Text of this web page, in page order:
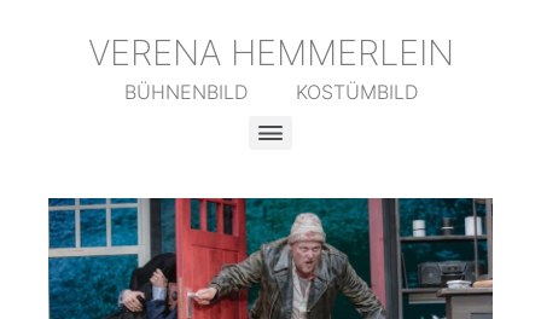
VERENA HEMMERLEIN
BÜHNENBILD KOSTÜMBILD